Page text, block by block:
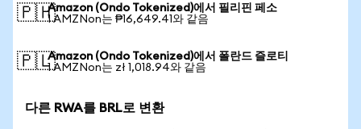
🇵🇭Amazon (Ondo Tokenized)에서 필리핀 페소
1 AMZNon는 ₱16,649.41와 같음
🇵🇱Amazon (Ondo Tokenized)에서 폴란드 즐로티
1 AMZNon는 zł 1,018.94와 같음
다른 RWA를 BRL로 변환